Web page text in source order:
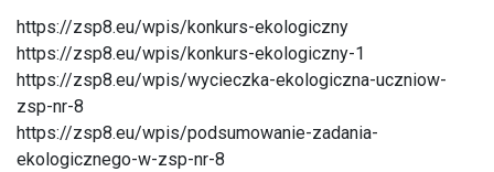
https://zsp8.eu/wpis/konkurs-ekologiczny
https://zsp8.eu/wpis/konkurs-ekologiczny-1
https://zsp8.eu/wpis/wycieczka-ekologiczna-uczniow-
zsp-nr-8
https://zsp8.eu/wpis/podsumowanie-zadania-
ekologicznego-w-zsp-nr-8